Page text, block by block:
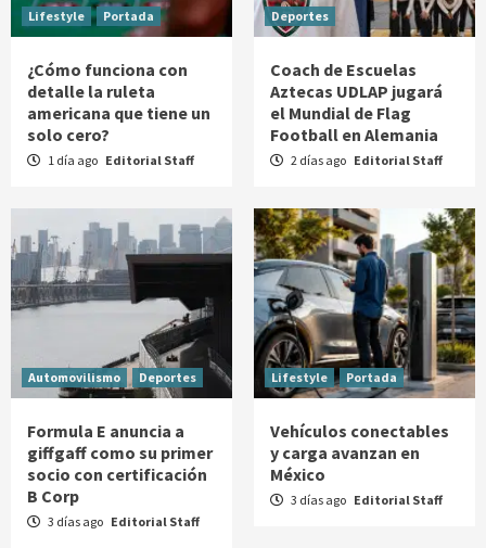
Lifestyle Portada
¿Cómo funciona con
detalle la ruleta
americana que tiene un
solo cero?
1 día ago Editorial Staff
Deportes
Coach de Escuelas
Aztecas UDLAP jugará
el Mundial de Flag
Football en Alemania
2 días ago Editorial Staff
Automovilismo Deportes
Formula E anuncia a
giffgaff como su primer
socio con certificación
B Corp
3 días ago Editorial Staff
Lifestyle Portada
Vehículos conectables
y carga avanzan en
México
3 días ago Editorial Staff